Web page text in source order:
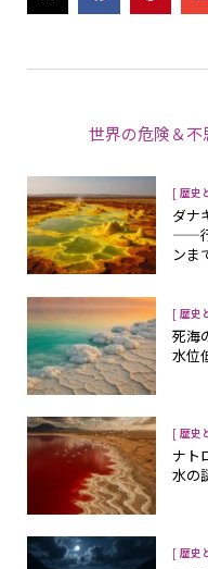
世界の危険＆不
[ 歴史
ダナ
——行
ンま
[ 歴史
死海
水位
[ 歴史
ナト
水の
[ 歴史